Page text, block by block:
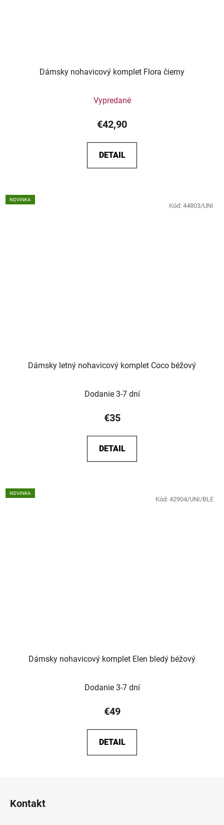
Dámsky nohavicový komplet Flora čierny
Vypredané
€42,90
DETAIL
NOVINKA
Dámsky letný nohavicový komplet Coco béžový
Dodanie 3-7 dní
€35
DETAIL
Kód: 44803/UNI
NOVINKA
Dámsky nohavicový komplet Elen bledý béžový
Dodanie 3-7 dní
€49
DETAIL
Kód: 42904/UNI/BLE
Kontakt